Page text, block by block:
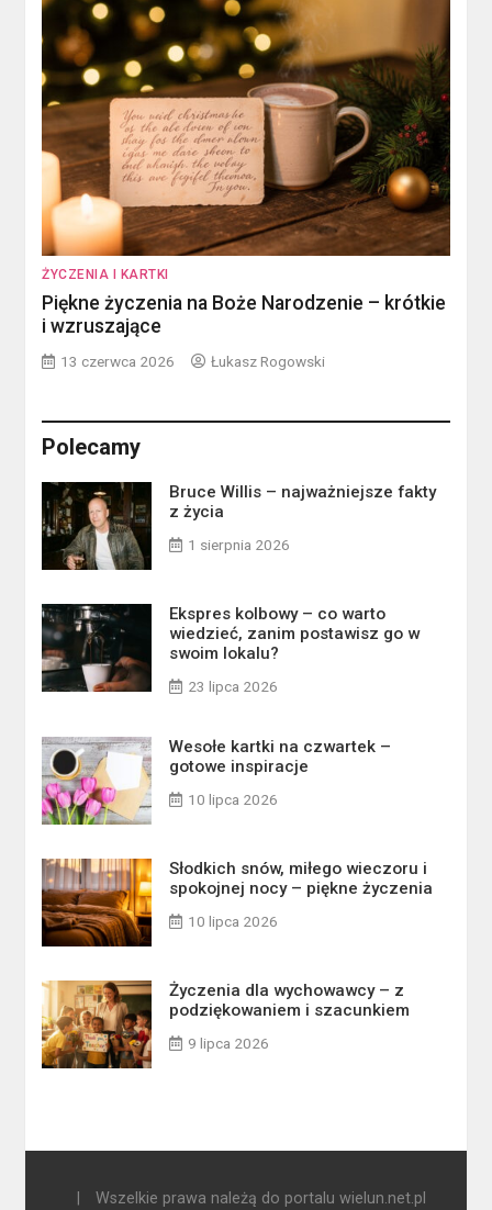
ŻYCZENIA I KARTKI
Piękne życzenia na Boże Narodzenie – krótkie
i wzruszające
13 czerwca 2026 Łukasz Rogowski
Polecamy
Bruce Willis – najważniejsze fakty
z życia
1 sierpnia 2026
Ekspres kolbowy – co warto
wiedzieć, zanim postawisz go w
swoim lokalu?
23 lipca 2026
Wesołe kartki na czwartek –
gotowe inspiracje
10 lipca 2026
Słodkich snów, miłego wieczoru i
spokojnej nocy – piękne życzenia
10 lipca 2026
Życzenia dla wychowawcy – z
podziękowaniem i szacunkiem
9 lipca 2026
Wszelkie prawa należą do portalu wielun.net.pl